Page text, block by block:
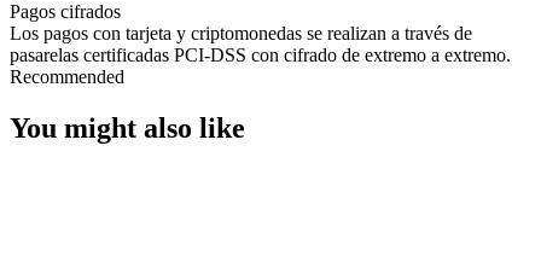
Pagos cifrados
Los pagos con tarjeta y criptomonedas se realizan a través de
pasarelas certificadas PCI-DSS con cifrado de extremo a extremo.
Recommended
You might also like